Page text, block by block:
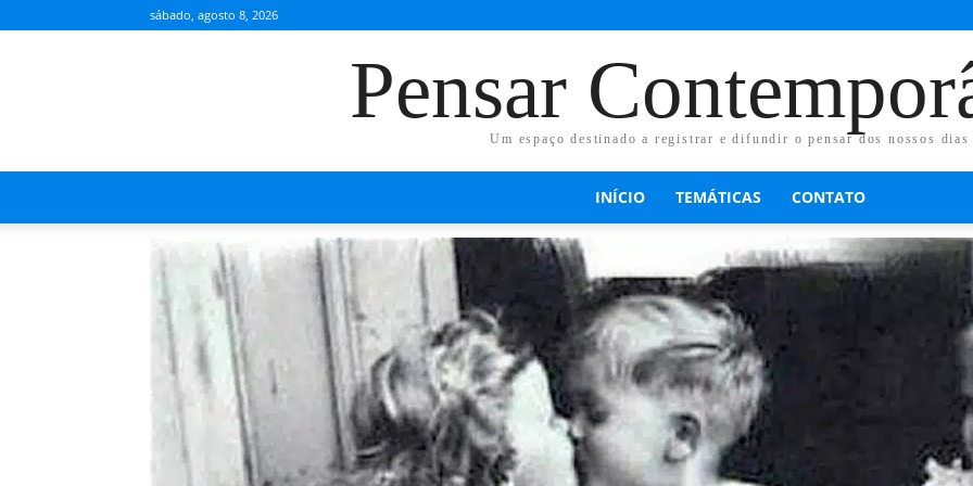
sábado, agosto 8, 2026
Pensar
Um espaço destinado a registrar e difundir o pensar dos nossos dias
INÍCIO TEMÁTICAS CONTATO